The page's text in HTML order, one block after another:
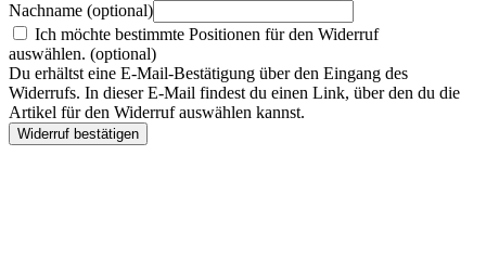
Nachname (optional)
Ich möchte bestimmte Positionen für den Widerruf
auswählen. (optional)
Du erhältst eine E-Mail-Bestätigung über den Eingang des
Widerrufs. In dieser E-Mail findest du einen Link, über den du die
Artikel für den Widerruf auswählen kannst.
Widerruf bestätigen